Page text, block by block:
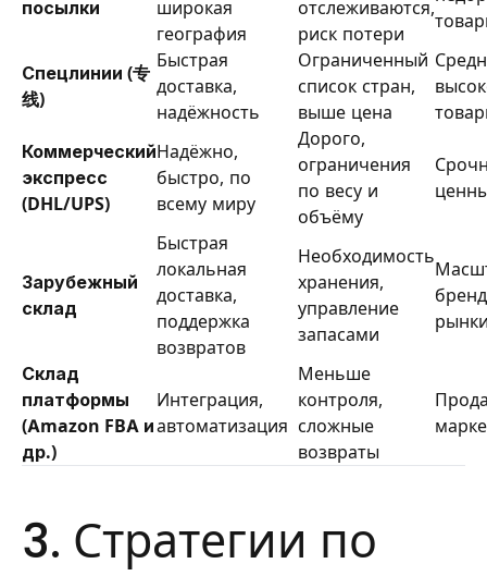
посылки
широкая
география
отслеживаются,
риск потери
Спецлинии (专
线)
Быстрая
доставка,
надёжность
Ограниченный
список стран,
выше цена
Коммерческий
экспресс
(DHL/UPS)
Надёжно,
быстро, по
всему миру
Дорого,
ограничения
по весу и
объёму
Зарубежный
склад
Быстрая
локальная
доставка,
поддержка
возвратов
Необходимость
хранения,
управление
запасами
Склад
платформы
(Amazon FBA и
др.)
Интеграция,
автоматизация
Меньше
контроля,
сложные
возвраты
3. Стратегии по